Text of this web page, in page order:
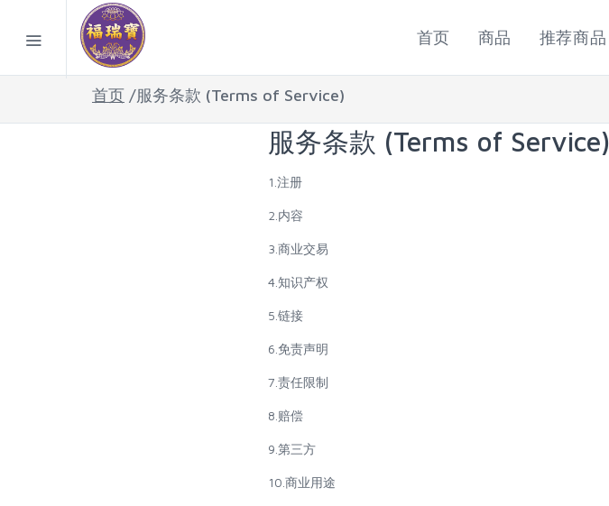
首页 商品 推荐商品
首页 /服务条款 (Terms of Service)
服务条款 (Terms of Service)
1.注册
2.内容
3.商业交易
4.知识产权
5.链接
6.免责声明
7.责任限制
8.赔偿
9.第三方
10.商业用途